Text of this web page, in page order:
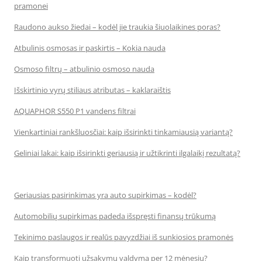
pramonei
Raudono aukso žiedai – kodėl jie traukia šiuolaikines poras?
Atbulinis osmosas ir paskirtis – Kokia nauda
Osmoso filtrų – atbulinio osmoso nauda
Išskirtinio vyrų stiliaus atributas – kaklaraištis
AQUAPHOR S550 P1 vandens filtrai
Vienkartiniai rankšluosčiai: kaip išsirinkti tinkamiausią variantą?
Geliniai lakai: kaip išsirinkti geriausią ir užtikrinti ilgalaikį rezultatą?
Geriausias pasirinkimas yra auto supirkimas – kodėl?
Automobilių supirkimas padeda išspręsti finansų trūkumą
Tekinimo paslaugos ir realūs pavyzdžiai iš sunkiosios pramonės
Kaip transformuoti užsakymų valdymą per 12 mėnesių?